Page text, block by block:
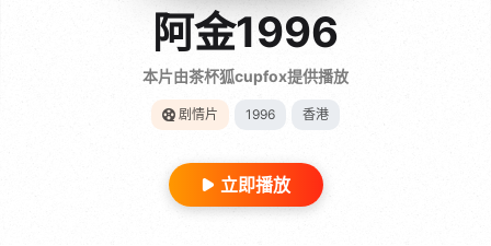
阿金1996
本片由茶杯狐cupfox提供播放
剧情片 1996 香港
立即播放